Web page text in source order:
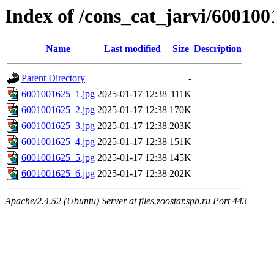
Index of /cons_cat_jarvi/
Name Last modified Size Description
Parent Directory
-
6001001625_1.jpg 2025-01-17 12:38 111K
6001001625_2.jpg 2025-01-17 12:38 170K
6001001625_3.jpg 2025-01-17 12:38 203K
6001001625_4.jpg 2025-01-17 12:38 151K
6001001625_5.jpg 2025-01-17 12:38 145K
6001001625_6.jpg 2025-01-17 12:38 202K
Apache/2.4.52 (Ubuntu) Server at files.zoostar.spb.ru Port 443